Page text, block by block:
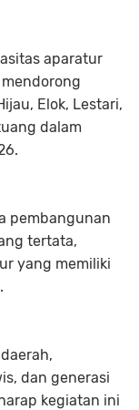
aparatur
Elok, Lestari,
dalam
pembangunan
tertata,
yang memiliki
dan generasi
kegiatan ini